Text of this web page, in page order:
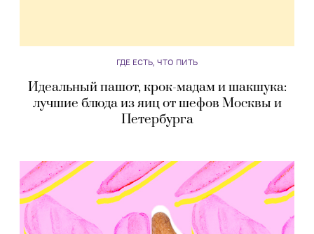
ГДЕ ЕСТЬ, ЧТО ПИТЬ
Идеальный пашот, крок-мадам и шакшука:
лучшие блюда из яиц от шефов Москвы и
Петербурга